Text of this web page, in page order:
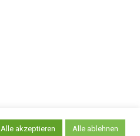
Alle akzeptieren Alle ablehnen